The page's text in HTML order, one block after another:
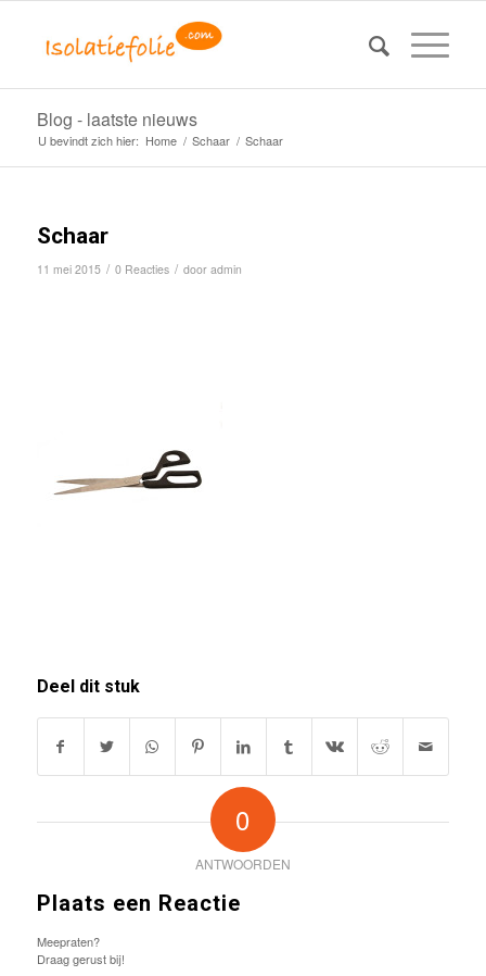
Blog - laatste nieuws
U bevindt zich hier: Home / Schaar / Schaar
Schaar
11 mei 2015 / 0 Reacties / door admin
Deel dit stuk
0
ANTWOORDEN
Plaats een Reactie
Meepraten?
Draag gerust bij!